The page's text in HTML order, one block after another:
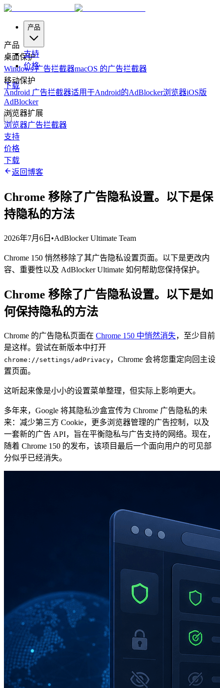
产品
支持
价格
下载
产品
桌面保护
Windows 广告拦截器macOS 的广告拦截器
移动保护
Android 广告拦截器适用于Android的AdBlocker浏览器iOS版
AdBlocker
浏览器扩展
浏览器广告拦截器
支持
价格
下载
返回博客
Chrome 移除了广告隐私设置。以下是保
持隐私的方法
2026年7月6日 •AdBlocker Ultimate Team
Chrome 150 悄然移除了其广告隐私设置页面。以下是更改内
容、重要性以及 AdBlocker Ultimate 如何帮助您保持保护。
Chrome 移除了广告隐私设置。以下是如
何保持隐私的方法
Chrome 的广告隐私页面在 Chrome 150 中悄然消失，至少目前
是这样。尝试在新版本中打开
chrome://settings/adPrivacy，Chrome 会将您重定向回主设
置页面。
这听起来像是小小的设置菜单整理，但实际上影响更大。
多年来，Google 将其隐私沙盒宣传为 Chrome 广告隐私的未
来：减少第三方 Cookie，更多浏览器管理的广告控制，以及
一套新的广告 API，旨在平衡隐私与广告支持的网络。现在，
随着 Chrome 150 的发布，该项目最后一个面向用户的可见部
分似乎已经消失。